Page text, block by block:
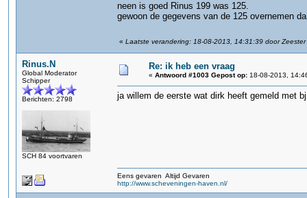
neen is goed Rinus 199 was 125.
gewoon de gegevens van de 125 overnemen
« Laatste verandering: 18-08-2013, 14:31:39 door Zeester
Rinus.N
Global Moderator
Schipper
Berichten: 2798
SCH 84 voortvaren
Re: ik heb een vraag
« Antwoord #1003 Gepost op: 18-08-2013,
ja willem de eerste wat dirk heeft gemeld met
Eens gevaren Altijd Gevaren
http://www.scheveningen-haven.nl/